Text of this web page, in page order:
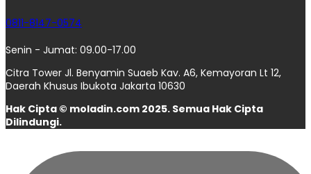
0811-8147-0574
Senin - Jumat: 09.00-17.00
Citra Tower Jl. Benyamin Suaeb Kav. A6, Kemayoran Lt 12,
Daerah Khusus Ibukota Jakarta 10630
Hak Cipta © moladin.com 2025. Semua Hak Cipta
Dilindungi.